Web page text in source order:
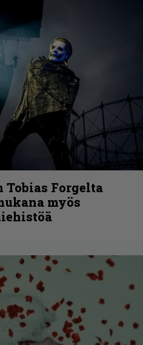
Tobias Forgelta
myös